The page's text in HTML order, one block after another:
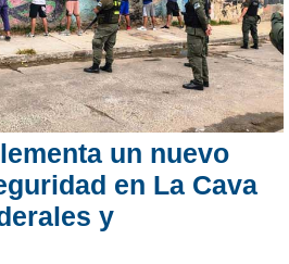
un nuevo
en La Cava
y